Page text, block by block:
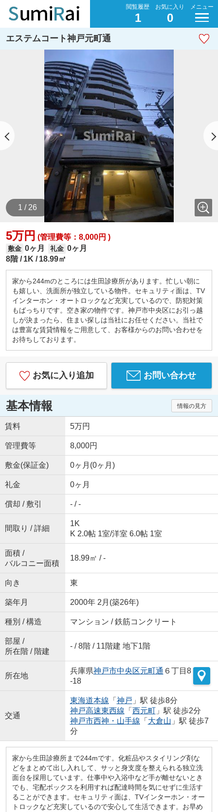
閲覧履歴
1
お気に入り
0
メニュー
エステムコート神戸元町通
1 / 26
5万円 (管理費等：8,000円 )
敷金 0ヶ月 礼金 0ヶ月
8階
1K 18.99㎡
家から244mのところには生田診療所があります。忙しい朝に
も嬉しい、洗面所が独立している物件。セキュリティ面は、TV
インターホン・オートロックなど充実しているので、防犯対策
もばっちりです。空き家の物件です。神戸市中央区にお引っ越
しが決まったら、住まい探しは当社にお任せください。当社で
は豊富な賃貸情報をご用意して、お客様からのお問い合わせを
お待ちしております。
お気に入り追加 お問い合わせ
基本情報 情報の見方
賃料 5万円
管理費等 8,000円
敷金(保証金) 0ヶ月(0ヶ月)
礼金 0ヶ月
償却 / 敷引 - / -
間取り / 詳細
1K
K 2.0帖 1室/洋室 6.0帖 1室
面積 /
バルコニー面積
18.99㎡ / -
向き 東
築年月 2000年 2月(築26年)
種別 / 構造 マンション / 鉄筋コンクリート
部屋 /
所在階 / 階建
- / 8階 / 11階建 地下1階
所在地
兵庫県神戸市中央区元町通 ６丁目8
-18
交通
東海道本線 「 神戸 」駅 徒歩8分
神戸高速東西線 「 西元町」駅 徒歩2分
神戸市西神・山手線 「 大倉山 」駅 徒歩7
分
家から生田診療所まで244mです。化粧品やスタイリング剤な
どをまとめて出し入れして、サッと身支度を整えられる独立洗
面台を採用しています。仕事中や入浴中など手が離せないとき
でも、宅配ボックスを利用すれば配達時間を気にせずに生活す
ることができます。セキュリティ面は、TVインターホン・オー
トロックなど充実しているので安心して生活できます。お早め